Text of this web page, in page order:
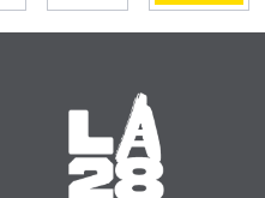
Paralympische Sommerspiele
15.08. - 27.08.2028
Zeit bis zum Start: